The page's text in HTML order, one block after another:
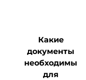
Какие
документы
необходимы
для